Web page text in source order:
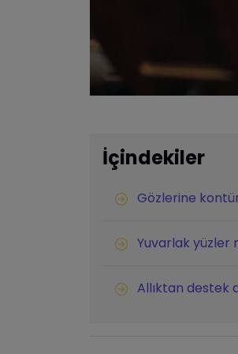
İçindekiler
Gözlerine
Yuvarlak yüzler
Allıktan destek